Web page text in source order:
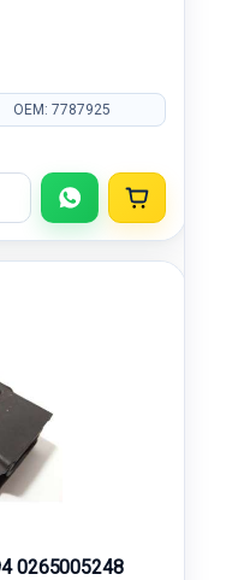
OEM: 7787925
0265005248